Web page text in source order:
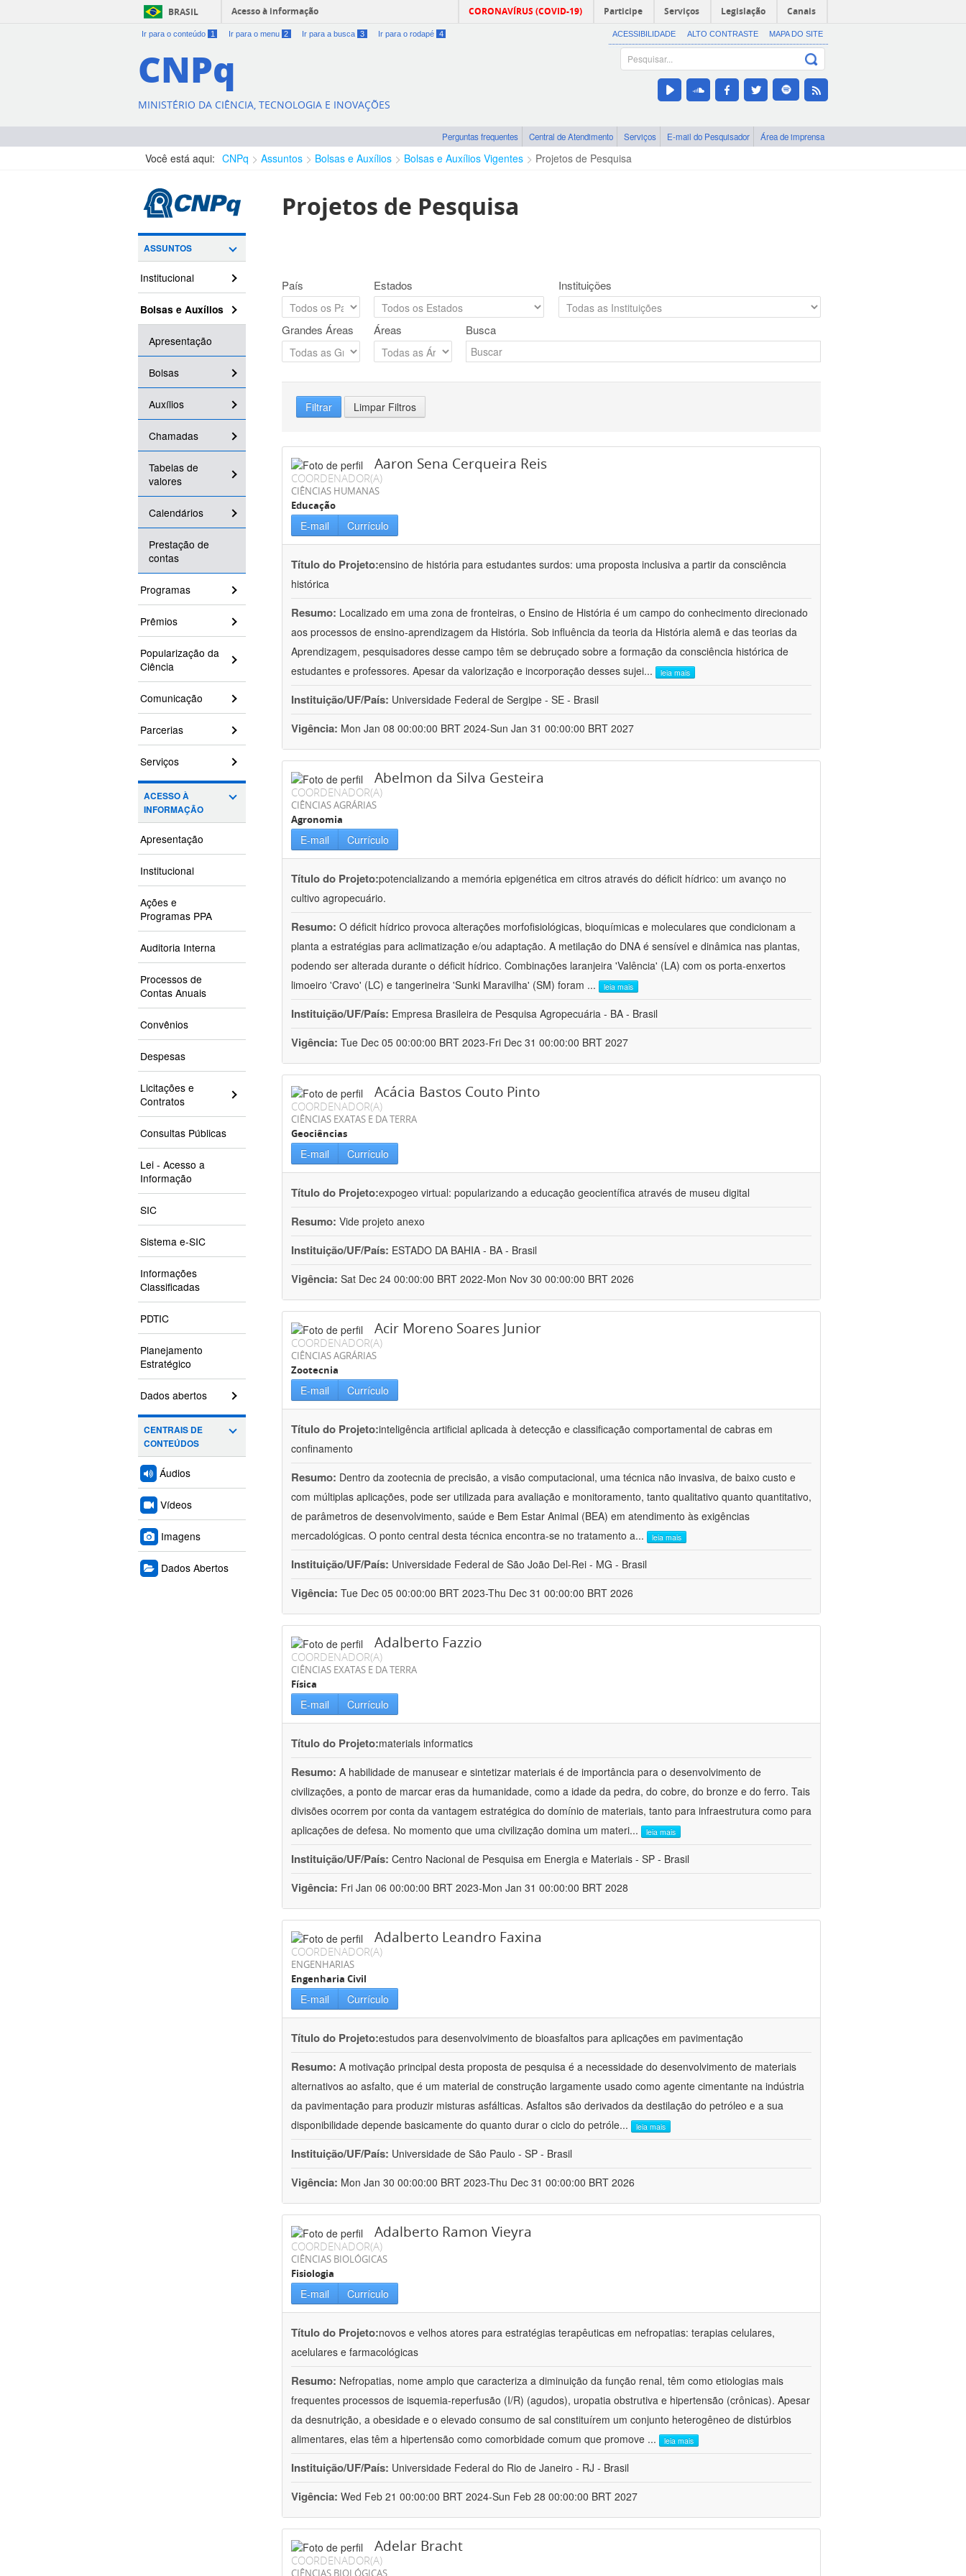
BRASIL Acesso à informação CORONAVÍRUS (COVID-19) Participe Serviços Legislação Canais
Ir para o conteúdo 1 Ir para o menu 2 Ir para a busca 3 Ir para o rodapé 4 ACESSIBILIDADE ALTO CONTRASTE MAPA DO SITE
CNPq
MINISTÉRIO DA CIÊNCIA, TECNOLOGIA E INOVAÇÕES
Perguntas frequentes Central de Atendimento Serviços E-mail do Pesquisador Área de imprensa
Você está aqui: CNPq Assuntos Bolsas e Auxílios Bolsas e Auxílios Vigentes Projetos de Pesquisa
ASSUNTOS
Institucional
Bolsas e Auxílios
Apresentação
Bolsas
Auxílios
Chamadas
Tabelas de
valores
Calendários
Prestação de
contas
Programas
Prêmios
Popularização da
Ciência
Comunicação
Parcerias
Serviços
ACESSO À
INFORMAÇÃO
Apresentação
Institucional
Ações e
Programas PPA
Auditoria Interna
Processos de
Contas Anuais
Convênios
Despesas
Licitações e
Contratos
Consultas Públicas
Lei - Acesso a
Informação
SIC
Sistema e-SIC
Informações
Classificadas
PDTIC
Planejamento
Estratégico
Dados abertos
CENTRAIS DE
CONTEÚDOS
Áudios
Vídeos
Imagens
Dados Abertos
Projetos de Pesquisa
País Estados Instituições
Grandes Áreas Áreas Busca
Filtrar Limpar Filtros
Aaron Sena Cerqueira Reis
COORDENADOR(A)
CIÊNCIAS HUMANAS
Educação
E-mail Currículo
Título do Projeto:ensino de história para estudantes surdos: uma proposta inclusiva a partir da consciência
histórica
Resumo: Localizado em uma zona de fronteiras, o Ensino de História é um campo do conhecimento direcionado
aos processos de ensino-aprendizagem da História. Sob influência da teoria da História alemã e das teorias da
Aprendizagem, pesquisadores desse campo têm se debruçado sobre a formação da consciência histórica de
estudantes e professores. Apesar da valorização e incorporação desses sujei... leia mais
Instituição/UF/País: Universidade Federal de Sergipe - SE - Brasil
Vigência: Mon Jan 08 00:00:00 BRT 2024-Sun Jan 31 00:00:00 BRT 2027
Abelmon da Silva Gesteira
COORDENADOR(A)
CIÊNCIAS AGRÁRIAS
Agronomia
E-mail Currículo
Título do Projeto:potencializando a memória epigenética em citros através do déficit hídrico: um avanço no
cultivo agropecuário.
Resumo: O déficit hídrico provoca alterações morfofisiológicas, bioquímicas e moleculares que condicionam a
planta a estratégias para aclimatização e/ou adaptação. A metilação do DNA é sensível e dinâmica nas plantas,
podendo ser alterada durante o déficit hídrico. Combinações laranjeira 'Valência' (LA) com os porta-enxertos
limoeiro 'Cravo' (LC) e tangerineira 'Sunki Maravilha' (SM) foram ... leia mais
Instituição/UF/País: Empresa Brasileira de Pesquisa Agropecuária - BA - Brasil
Vigência: Tue Dec 05 00:00:00 BRT 2023-Fri Dec 31 00:00:00 BRT 2027
Acácia Bastos Couto Pinto
COORDENADOR(A)
CIÊNCIAS EXATAS E DA TERRA
Geociências
E-mail Currículo
Título do Projeto:expogeo virtual: popularizando a educação geocientífica através de museu digital
Resumo: Vide projeto anexo
Instituição/UF/País: ESTADO DA BAHIA - BA - Brasil
Vigência: Sat Dec 24 00:00:00 BRT 2022-Mon Nov 30 00:00:00 BRT 2026
Acir Moreno Soares Junior
COORDENADOR(A)
CIÊNCIAS AGRÁRIAS
Zootecnia
E-mail Currículo
Título do Projeto:inteligência artificial aplicada à detecção e classificação comportamental de cabras em
confinamento
Resumo: Dentro da zootecnia de precisão, a visão computacional, uma técnica não invasiva, de baixo custo e
com múltiplas aplicações, pode ser utilizada para avaliação e monitoramento, tanto qualitativo quanto quantitativo,
de parâmetros de desenvolvimento, saúde e Bem Estar Animal (BEA) em atendimento às exigências
mercadológicas. O ponto central desta técnica encontra-se no tratamento a... leia mais
Instituição/UF/País: Universidade Federal de São João Del-Rei - MG - Brasil
Vigência: Tue Dec 05 00:00:00 BRT 2023-Thu Dec 31 00:00:00 BRT 2026
Adalberto Fazzio
COORDENADOR(A)
CIÊNCIAS EXATAS E DA TERRA
Física
E-mail Currículo
Título do Projeto:materials informatics
Resumo: A habilidade de manusear e sintetizar materiais é de importância para o desenvolvimento de
civilizações, a ponto de marcar eras da humanidade, como a idade da pedra, do cobre, do bronze e do ferro. Tais
divisões ocorrem por conta da vantagem estratégica do domínio de materiais, tanto para infraestrutura como para
aplicações de defesa. No momento que uma civilização domina um materi... leia mais
Instituição/UF/País: Centro Nacional de Pesquisa em Energia e Materiais - SP - Brasil
Vigência: Fri Jan 06 00:00:00 BRT 2023-Mon Jan 31 00:00:00 BRT 2028
Adalberto Leandro Faxina
COORDENADOR(A)
ENGENHARIAS
Engenharia Civil
E-mail Currículo
Título do Projeto:estudos para desenvolvimento de bioasfaltos para aplicações em pavimentação
Resumo: A motivação principal desta proposta de pesquisa é a necessidade do desenvolvimento de materiais
alternativos ao asfalto, que é um material de construção largamente usado como agente cimentante na indústria
da pavimentação para produzir misturas asfálticas. Asfaltos são derivados da destilação do petróleo e a sua
disponibilidade depende basicamente do quanto durar o ciclo do petróle... leia mais
Instituição/UF/País: Universidade de São Paulo - SP - Brasil
Vigência: Mon Jan 30 00:00:00 BRT 2023-Thu Dec 31 00:00:00 BRT 2026
Adalberto Ramon Vieyra
COORDENADOR(A)
CIÊNCIAS BIOLÓGICAS
Fisiologia
E-mail Currículo
Título do Projeto:novos e velhos atores para estratégias terapêuticas em nefropatias: terapias celulares,
acelulares e farmacológicas
Resumo: Nefropatias, nome amplo que caracteriza a diminuição da função renal, têm como etiologias mais
frequentes processos de isquemia-reperfusão (I/R) (agudos), uropatia obstrutiva e hipertensão (crônicas). Apesar
da desnutrição, a obesidade e o elevado consumo de sal constituírem um conjunto heterogêneo de distúrbios
alimentares, elas têm a hipertensão como comorbidade comum que promove ... leia mais
Instituição/UF/País: Universidade Federal do Rio de Janeiro - RJ - Brasil
Vigência: Wed Feb 21 00:00:00 BRT 2024-Sun Feb 28 00:00:00 BRT 2027
Adelar Bracht
COORDENADOR(A)
CIÊNCIAS BIOLÓGICAS